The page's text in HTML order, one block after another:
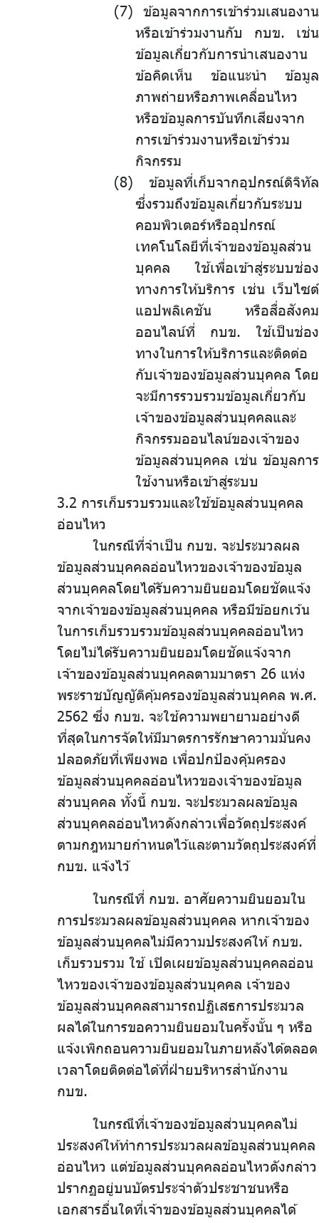
ข้อมูลจากการเข้าร่วมเสนองาน
หรือเข้าร่วมงานกับ กบข. เช่น
ข้อมูลเกี่ยวกับการนำเสนองาน
ข้อคิดเห็น ข้อแนะนำ ข้อมูล
ภาพถ่ายหรือภาพเคลื่อนไหว
หรือข้อมูลการบันทึกเสียงจาก
การเข้าร่วมงานหรือเข้าร่วม
กิจกรรม
ข้อมูลที่เก็บจากอุปกรณ์ดิจิทัล
ซึ่งรวมถึงข้อมูลเกี่ยวกับระบบ
คอมพิวเตอร์หรืออุปกรณ์
เทคโนโลยีที่เจ้าของข้อมูลส่วน
บุคคล ใช้เพื่อเข้าสู่ระบบช่อง
ทางการให้บริการ เช่น เว็บไซต์
แอปพลิเคชัน หรือสื่อสังคม
ออนไลน์ที่ กบข. ใช้เป็นช่อง
ทางในการให้บริการและติดต่อ
กับเจ้าของข้อมูลส่วนบุคคล โดย
จะมีการรวบรวมข้อมูลเกี่ยวกับ
เจ้าของข้อมูลส่วนบุคคลและ
กิจกรรมออนไลน์ของเจ้าของ
ข้อมูลส่วนบุคคล เช่น ข้อมูลการ
ใช้งานหรือเข้าสู่ระบบ
3.2 การเก็บรวบรวมและใช้ข้อมูลส่วนบุคคล
อ่อนไหว
ในกรณีที่จำเป็น กบข. จะประมวลผล
ข้อมูลส่วนบุคคลอ่อนไหวของเจ้าของข้อมูล
ส่วนบุคคลโดยได้รับความยินยอมโดยชัดแจ้ง
จากเจ้าของข้อมูลส่วนบุคคล หรือมีข้อยกเว้น
ในการเก็บรวบรวมข้อมูลส่วนบุคคลอ่อนไหว
โดยไม่ได้รับความยินยอมโดยชัดแจ้งจาก
เจ้าของข้อมูลส่วนบุคคลตามมาตรา 26 แห่ง
พระราชบัญญัติคุ้มครองข้อมูลส่วนบุคคล พ.ศ.
2562 ซึ่ง กบข. จะใช้ความพยายามอย่างดี
ที่สุดในการจัดให้มีมาตรการรักษาความมั่นคง
ปลอดภัยที่เพียงพอ เพื่อปกป้องคุ้มครอง
ข้อมูลส่วนบุคคลอ่อนไหวของเจ้าของข้อมูล
ส่วนบุคคล ทั้งนี้ กบข. จะประมวลผลข้อมูล
ส่วนบุคคลอ่อนไหวดังกล่าวเพื่อวัตถุประสงค์
ตามกฎหมายกำหนดไว้และตามวัตถุประสงค์ที่
กบข. แจ้งไว้
ในกรณีที่ กบข. อาศัยความยินยอมใน
การประมวลผลข้อมูลส่วนบุคคล หากเจ้าของ
ข้อมูลส่วนบุคคลไม่มีความประสงค์ให้ กบข.
เก็บรวบรวม ใช้ เปิดเผยข้อมูลส่วนบุคคลอ่อน
ไหวของเจ้าของข้อมูลส่วนบุคคล เจ้าของ
ข้อมูลส่วนบุคคลสามารถปฏิเสธการประมวล
ผลได้ในการขอความยินยอมในครั้งนั้น ๆ หรือ
แจ้งเพิกถอนความยินยอมในภายหลังได้ตลอด
เวลาโดยติดต่อได้ที่ฝ่ายบริหารสำนักงาน
กบข.
ในกรณีที่เจ้าของข้อมูลส่วนบุคคลไม่
ประสงค์ให้ทำการประมวลผลข้อมูลส่วนบุคคล
อ่อนไหว แต่ข้อมูลส่วนบุคคลอ่อนไหวดังกล่าว
ปรากฏอยู่บนบัตรประจำตัวประชาชนหรือ
เอกสารอื่นใดที่เจ้าของข้อมูลส่วนบุคคลได้